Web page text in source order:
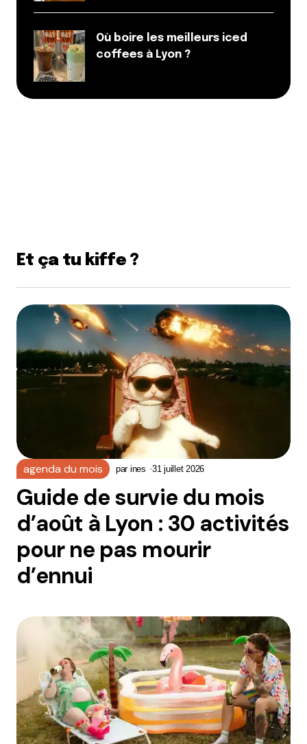
Où boire les meilleurs iced
coffees à Lyon ?
Et ça tu kiffe ?
agenda du mois par ines 31 juillet 2026
Guide de survie du mois
d’août à Lyon : 30 activités
pour ne pas mourir
d’ennui